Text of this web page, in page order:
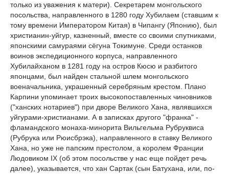
только из уважения к матери). Секретарем монгольского
посольства, направленного в 1280 году Хубилаем (ставшим к
тому времени Императором Китая) в Чипангу (Японию), был
христианин-уйгур, казненный, вместе со своими спутниками,
японскими самураями сёгуна Токимуне. Среди останков
воинов экспедиционного корпуса, направленного
Хубилайханом в 1281 году на остров Кюсю и разбитого
японцами, был найден стальной шлем монгольского
военачальника, украшенный серебряным крестом. Плано
Карпини упоминает троих высокопоставленных чиновников
("ханских нотариев") при дворе Великого Хана, являвшихся
уйгурами-христианами. А в записках другого "франка" -
фламандского монаха-минорита Вильгельма Рубруквиса
(Рубрука или Рюисбрэка), направленного в ставку Великого
Хана, но уже не папским престолом, а королем Франции
Людовиком IX (об этом посольстве у нас еще пойдет речь
далее), указывается, что хан Сартак (сын Батухана, или, по-